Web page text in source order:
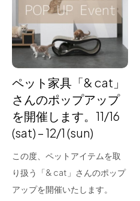
About us
for Business
Recruit
Contact
ペット家具「& cat」
さんのポップアップ
を開催します。11/16
(sat) – 12/1 (sun)
この度、ペットアイテムを取
り扱う「& cat」さんのポップ
アップを開催いたします。